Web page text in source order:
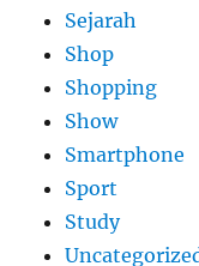
Sejarah
Shop
Shopping
Show
Smartphone
Sport
Study